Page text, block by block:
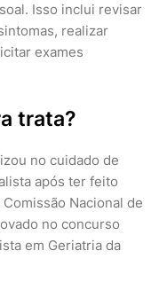
Isso inclui revisar
realizar
exames
trata?
no cuidado de
após ter feito
Nacional de
no concurso
em Geriatria da